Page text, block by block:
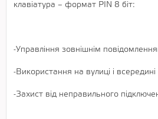
клавіатура – формат PIN 8 біт:
-Управління зовнішнім
-Використання на вулиці і всередині
-Захист від неправильного